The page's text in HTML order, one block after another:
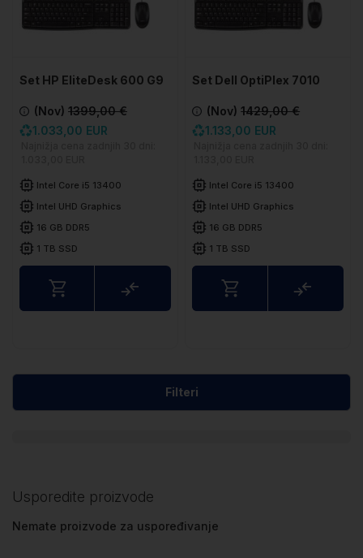
Set HP EliteDesk 600 G9
(Nov) 1399,00 €
1.033,00 EUR
Intel Core i5 13400
Intel UHD Graphics
16 GB DDR5
1 TB SSD
Set Dell OptiPlex 7010
(Nov)1429,00 €
1.133,00 EUR
Intel Core i5 13400
Intel UHD Graphics
16 GB DDR5
1 TB SSD
Filteri
Usporedite proizvode
Nemate proizvode za uspoređivanje